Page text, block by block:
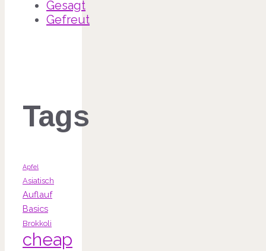
Gesagt
Gefreut
Tags
Apfel
Asiatisch
Auflauf
Basics
Brokkoli
cheap